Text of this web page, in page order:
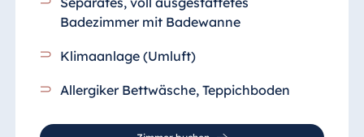
Badezimmermit Badewanne
Klimaanlage (Umluft)
Allergiker Bettwäsche, Teppichboden